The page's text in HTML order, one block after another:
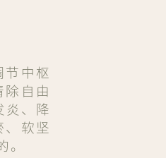
中枢
自由
炎、降
软坚